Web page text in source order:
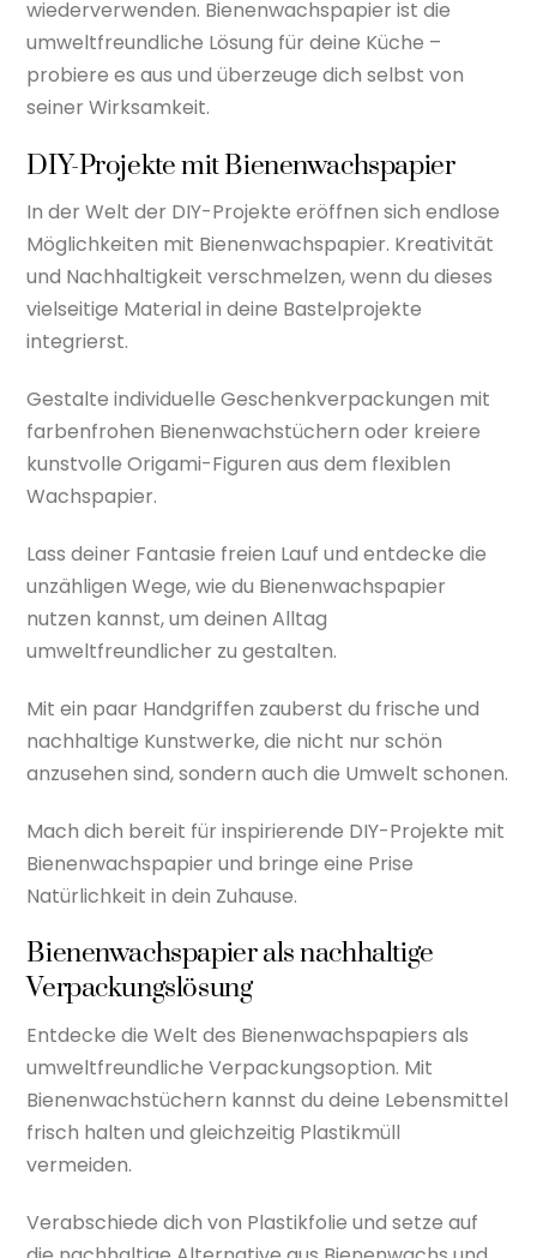
wiederverwenden. Bienenwachspapier ist die
umweltfreundliche Lösung für deine Küche –
probiere es aus und überzeuge dich selbst von
seiner Wirksamkeit.
DIY-Projekte mit Bienenwachspapier
In der Welt der DIY-Projekte eröffnen sich endlose
Möglichkeiten mit Bienenwachspapier. Kreativität
und Nachhaltigkeit verschmelzen, wenn du dieses
vielseitige Material in deine Bastelprojekte
integrierst.
Gestalte individuelle Geschenkverpackungen mit
farbenfrohen Bienenwachstüchern oder kreiere
kunstvolle Origami-Figuren aus dem flexiblen
Wachspapier.
Lass deiner Fantasie freien Lauf und entdecke die
unzähligen Wege, wie du Bienenwachspapier
nutzen kannst, um deinen Alltag
umweltfreundlicher zu gestalten.
Mit ein paar Handgriffen zauberst du frische und
nachhaltige Kunstwerke, die nicht nur schön
anzusehen sind, sondern auch die Umwelt schonen.
Mach dich bereit für inspirierende DIY-Projekte mit
Bienenwachspapier und bringe eine Prise
Natürlichkeit in dein Zuhause.
Bienenwachspapier als nachhaltige
Verpackungslösung
Entdecke die Welt des Bienenwachspapiers als
umweltfreundliche Verpackungsoption. Mit
Bienenwachstüchern kannst du deine Lebensmittel
frisch halten und gleichzeitig Plastikmüll
vermeiden.
Verabschiede dich von Plastikfolie und setze auf